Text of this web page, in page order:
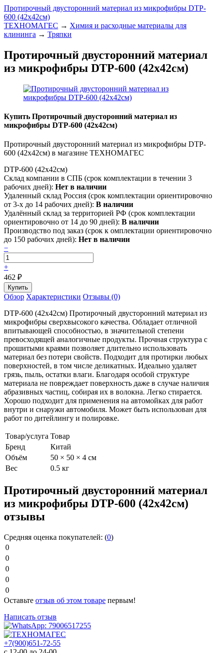
Протирочный двусторонний материал из микрофибры DTP-
600 (42х42см)
ТЕХНОМАГЕС → Химия и расходные материалы для
клининга → Тряпки
Протирочный двусторонний материал
из микрофибры DTP-600 (42х42см)
Купить Протирочный двусторонний материал из
микрофибры DTP-600 (42х42см)
Протирочный двусторонний материал из микрофибры DTP-
600 (42х42см) в магазине ТЕХНОМАГЕС
DTP-600 (42х42см)
Склад компании в СПБ (срок комплектации в течении 3
рабочих дней): Нет в наличии
Удаленный склад Россия (срок комплектации ориентировочно
от 3-х до 14 рабочих дней): В наличии
Удалённый склад за территорией РФ (срок комплектации
ориентировочно от 14 до 90 дней): В наличии
Производство под заказ (срок к омплектации ориентировочно
до 150 рабочих дней): Нет в наличии
−
+
462 ₽
Обзор Характеристики Отзывы (0)
DTP-600 (42х42см) Протирочный двусторонний материал из
микрофибры сверхвысокого качества. Обладает отличной
впитывающей способностью, в значительной степени
превосходящей аналогичные продукты. Прочная структура с
прошитыми краями позволяет длительно использовать
материал без потери свойств. Подходит для протирки любых
поверхностей, в том числе деликатных. Идеально удаляет
грязь, пыль, остатки влаги. Благодаря особой структуре
материала не повреждает поверхность даже в случае наличия
абразивных частиц, собирая их в волокна. Легко стирается.
Хорошо подходит для применения на автомойках для работ
внутри и снаружи автомобиля. Может быть использован для
работ по дитейлингу и полировке.
Товар/услуга Товар
Бренд
Китай
Объём
50 × 50 × 4 см
Вес
0.5 кг
Протирочный двусторонний материал
из микрофибры DTP-600 (42х42см)
отзывы
Средняя оценка покупателей: (0)
0
0
0
0
0
Оставьте отзыв об этом товаре первым!
Написать отзыв
+7(900)651-72-55